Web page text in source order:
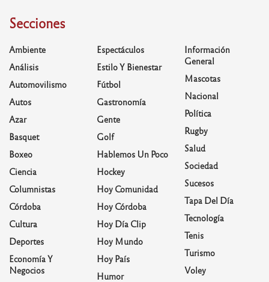
Secciones
Ambiente
Análisis
Automovilismo
Autos
Azar
Basquet
Boxeo
Ciencia
Columnistas
Córdoba
Cultura
Deportes
Economía Y
Negocios
Espectáculos
Estilo Y Bienestar
Fútbol
Gastronomía
Gente
Golf
Hablemos Un Poco
Hockey
Hoy Comunidad
Hoy Córdoba
Hoy Día Clip
Hoy Mundo
Hoy País
Humor
Información
General
Mascotas
Nacional
Política
Rugby
Salud
Sociedad
Sucesos
Tapa Del Día
Tecnología
Tenis
Turismo
Voley